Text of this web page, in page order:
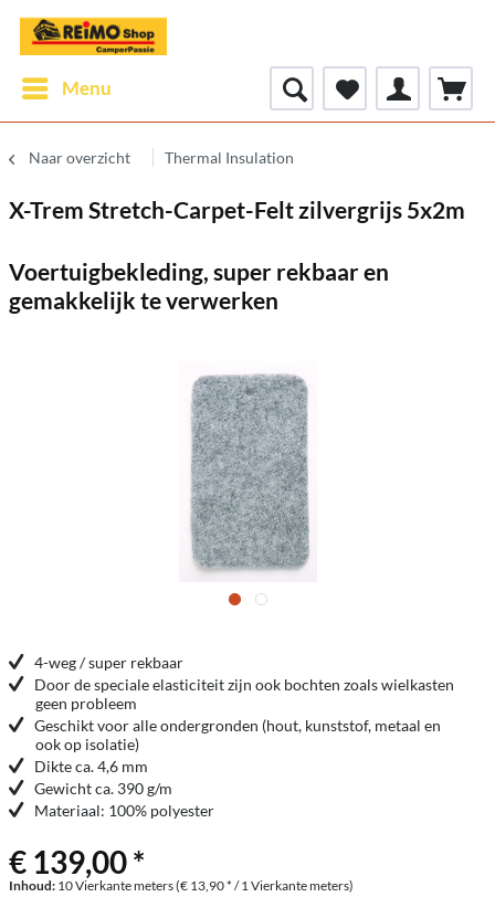
Menu
Naar overzicht Thermal Insulation
X-Trem Stretch-Carpet-Felt zilvergrijs 5x2m
Voertuigbekleding, super rekbaar en
gemakkelijk te verwerken
4-weg / super rekbaar
Door de speciale elasticiteit zijn ook bochten zoals wielkasten
geen probleem
Geschikt voor alle ondergronden (hout, kunststof, metaal en
ook op isolatie)
Dikte ca. 4,6 mm
Gewicht ca. 390 g/m
Materiaal: 100% polyester
€ 139,00 *
Inhoud: 10 Vierkante meters (€ 13,90 * / 1 Vierkante meters)